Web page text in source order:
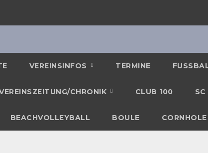
VEREINSINFOS TERMINE
CHRONIK CLUB 100
BEACHVOLLEYBALL BOULE CORNHOLE